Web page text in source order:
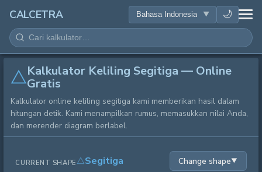
CALCETRA 🌙
MATEMATIKA
KONVERSI
SAINS
SEHARI-HARI
Kalkulator Keliling Segitiga — Online
Gratis
Kalkulator online keliling segitiga kami memberikan hasil dalam
hitungan detik. Kami menampilkan rumus, memasukkan nilai Anda,
dan merender diagram berlabel.
CURRENT SHAPE Segitiga Change shape▼